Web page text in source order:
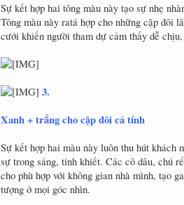
Sự kết hợp hai tông màu này tạo sự nhẹ
Tông màu này ratá hợp cho những cặp đôi
cưới khiến người tham dự cảm thấy dễ
3.
Xanh + trắng cho cặp đôi cá tính
Sự kết hợp hai màu này luôn thu hút khách
sự trong sáng, tinh khiết. Các cô dâu, chú
cho phù hợp với không gian nhà mình, tạo
tượng ở mọi góc nhìn.